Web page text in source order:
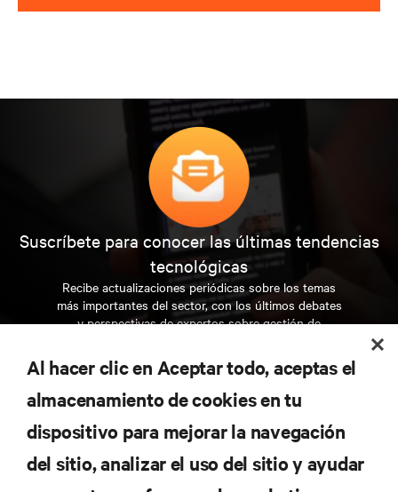
Suscríbete para conocer las últimas tendencias
tecnológicas
Recibe actualizaciones periódicas sobre los temas
más importantes del sector, con los últimos debates
y perspectivas de expertos sobre gestión de
REGÍSTRATE AHORA
Al hacer clic en Aceptar todo, aceptas el
almacenamiento de cookies en tu
dispositivo para mejorar la navegación
del sitio, analizar el uso del sitio y ayudar